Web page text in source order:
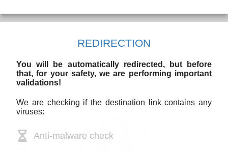
REDIRECTION
You will be automatically redirected, but before
that, for your safety, we are performing important
validations!
We are checking if the destination link contains any
viruses:
Anti-malware check